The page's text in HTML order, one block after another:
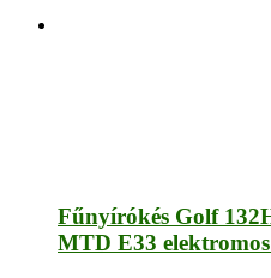
Fűnyírókés Golf
MTD E33